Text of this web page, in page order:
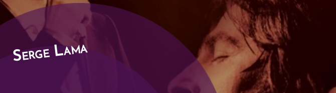
Serge Lama